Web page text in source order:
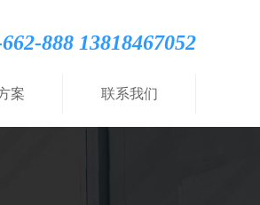
888 13818467052
案 联系我们